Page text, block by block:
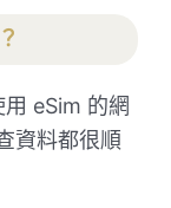
eSim 的網
資料都很順